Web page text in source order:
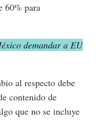
60% para
demandar a EU
al respecto debe
contenido de
que no se incluye